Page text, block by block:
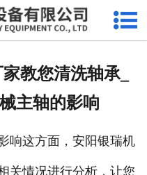
网站首页
教您清洗轴承_
主轴的影响
响这方面，安阳银瑞机
关情况进行分析，让您